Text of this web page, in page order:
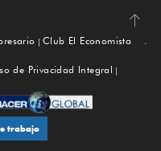
Subir
Club El Economista
de Privacidad Integral
trabajo